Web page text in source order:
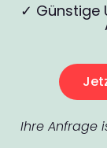
✓ Günstige
Ihre Anfrage